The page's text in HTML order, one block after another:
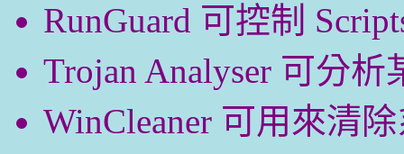
RunGuard 可控制
Trojan Analyser 可分
WinCleaner 可用來清